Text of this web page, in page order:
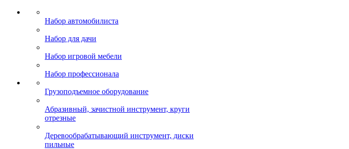
Набор автомобилиста
Набор для дачи
Набор игровой мебели
Набор профессионала
Грузоподъемное оборудование
Абразивный, зачистной инструмент, круги
отрезные
Деревообрабатывающий инструмент, диски
пильные